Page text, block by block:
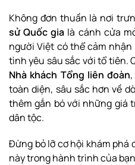
Không đơn thuần là nơi
sử Quốc gia là cánh cửa
người Việt có thể cảm
tình yêu sâu sắc với tổ tiên.
Nhà khách Tổng liên đoàn
toàn diện, sâu sắc hơn về
thêm gắn bó với những giá
dân tộc.
Đừng bỏ lỡ cơ hội khám phá
này trong hành trình của